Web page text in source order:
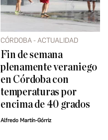
CÓRDOBA - ACTUALIDAD
Fin de semana
plenamente veraniego
en Córdoba con
temperaturas por
encima de 40 grados
Alfredo Martín-Górriz